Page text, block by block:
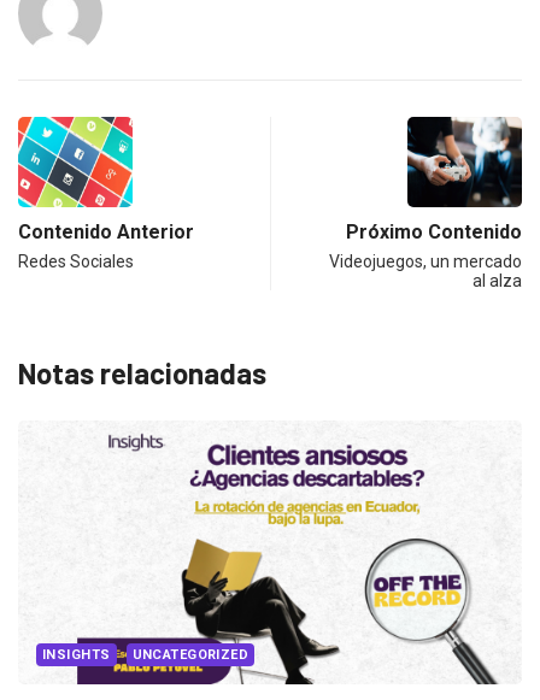
Contenido Anterior
Redes Sociales
Próximo Contenido
Videojuegos, un mercado
al alza
Notas relacionadas